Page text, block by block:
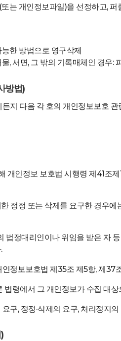
는 개인정보파일)을 선정하고,
한 방법으로 영구삭제
, 서면, 그 밖의 기록매체인 경우:
방법)
지 다음 각 호의 개인정보보호
개인정보 보호법 시행령 제41조
정정 또는 삭제를 요구한 경우
법정대리인이나 위임을 받은 자
정보보호법 제35조 제5항, 제
법령에서 그 개인정보가 수집 대
구, 정정·삭제의 요구, 처리정지